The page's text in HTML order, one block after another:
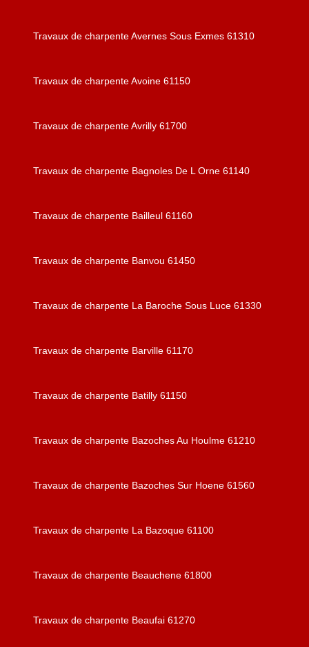
Travaux de charpente Avernes Sous Exmes 61310
Travaux de charpente Avoine 61150
Travaux de charpente Avrilly 61700
Travaux de charpente Bagnoles De L Orne 61140
Travaux de charpente Bailleul 61160
Travaux de charpente Banvou 61450
Travaux de charpente La Baroche Sous Luce 61330
Travaux de charpente Barville 61170
Travaux de charpente Batilly 61150
Travaux de charpente Bazoches Au Houlme 61210
Travaux de charpente Bazoches Sur Hoene 61560
Travaux de charpente La Bazoque 61100
Travaux de charpente Beauchene 61800
Travaux de charpente Beaufai 61270